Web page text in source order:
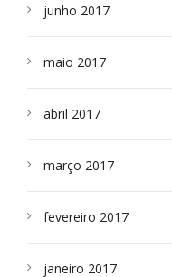
junho 2017
maio 2017
abril 2017
março 2017
fevereiro 2017
janeiro 2017